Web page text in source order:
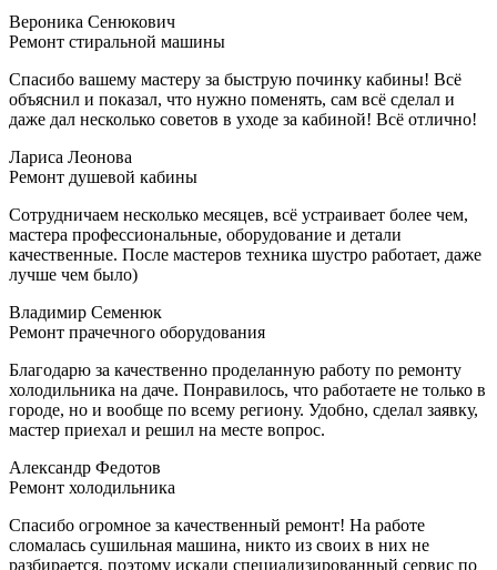
Вероника Сенюкович
Ремонт стиральной машины
Спасибо вашему мастеру за быструю починку кабины! Всё
объяснил и показал, что нужно поменять, сам всё сделал и
даже дал несколько советов в уходе за кабиной! Всё отлично!
Лариса Леонова
Ремонт душевой кабины
Сотрудничаем несколько месяцев, всё устраивает более чем,
мастера профессиональные, оборудование и детали
качественные. После мастеров техника шустро работает, даже
лучше чем было)
Владимир Семенюк
Ремонт прачечного оборудования
Благодарю за качественно проделанную работу по ремонту
холодильника на даче. Понравилось, что работаете не только в
городе, но и вообще по всему региону. Удобно, сделал заявку,
мастер приехал и решил на месте вопрос.
Александр Федотов
Ремонт холодильника
Спасибо огромное за качественный ремонт! На работе
сломалась сушильная машина, никто из своих в них не
разбирается, поэтому искали специализированный сервис по